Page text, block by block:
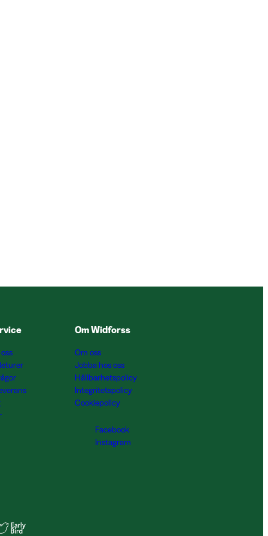
Om Widforss
Om oss
Jobba hos oss
Hållbarhetspolicy
Integritetspolicy
Cookiepolicy
Facebook
Instagram